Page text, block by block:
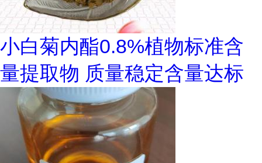
小白菊内酯0.8%植物标准含
量提取物 质量稳定含量达标